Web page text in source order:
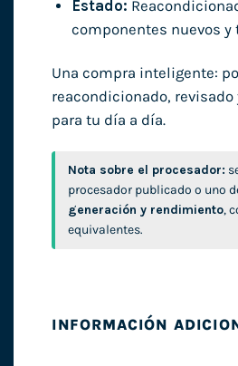
Estado:
componentes nuevos y
Una compra inteligente:
reacondicionado,
para tu día a día.
Nota sobre el procesador:
procesador publicado o uno
generación y rendimiento,
equivalentes.
INFORMACIÓN